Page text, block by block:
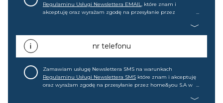
Regulaminu Usługi Newslettera EMAIL, które znam i
akceptuję oraz wyrażam zgodę na przesyłanie przez
promocjach, wyprzedażach). Wiem, że mogę tę zgodę w
każdej chwili cofnąć.nr telefonu
Zamawiam usługę Newslettera SMS na warunkach
Regulaminu Usługi Newslettera SMS które znam i akceptuję
oraz wyrażam zgodę na przesyłanie przez home&you S.A w